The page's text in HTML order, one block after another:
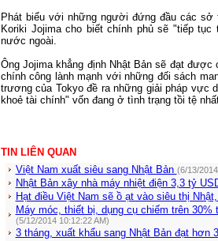
Phát biểu với những người đứng đầu các
Koriki Jojima cho biết chính phủ sẽ "tiếp
nước ngoài.
Ông Jojima khẳng định Nhật Bản sẽ đạt
chính công lành mạnh với những đối sách
trương của Tokyo đề ra những giải pháp vực
khoẻ tài chính" vốn đang ở tình trạng tồi tệ
TIN LIÊN QUAN
Việt Nam xuất siêu sang Nhật Bản (6/13/
Nhật Bản xây nhà máy nhiệt điện 3,3 tỷ
Hạt điều Việt Nam sẽ ồ ạt vào siêu thị
Máy móc, thiết bị, dụng cụ chiếm trên
(5/12/2014 10:12:22 AM)
3 tháng, xuất khẩu sang Nhật Bản đạt hơn